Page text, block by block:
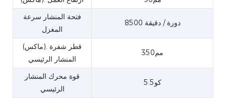
فتحة المنشار سرعة
المغزل
8500 دورة / دقيقة
(ماكس). قطر شفرة
المنشار الرئيسي
مم350
قوة محرك المنشار
الرئيسي
كو5.5